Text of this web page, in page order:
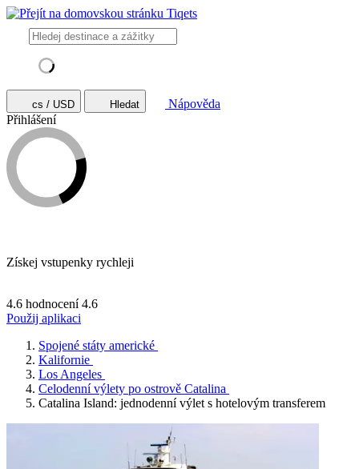
cs / USD Hledat
Nápověda
Přihlášení
Získej vstupenky rychleji
4.6 hodnocení 4.6
Použij aplikaci
Spojené státy americké
Kalifornie
Los Angeles
Celodenní výlety po ostrově Catalina
Catalina Island: jednodenní výlet s hotelovým transferem